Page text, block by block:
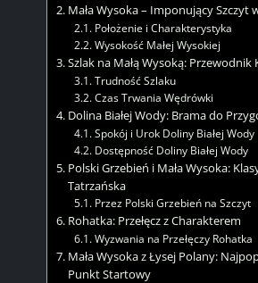
Mała Wysoka – Imponujący Szczyt
Położenie i Charakterystyka
Wysokość Małej Wysokiej
Szlak na Małą Wysoką:
Trudność Szlaku
Czas Trwania Wędrówki
Dolina Białej Wody: Brama do
Spokój i Urok Doliny Białej Wody
Dostępność Doliny Białej Wody
Polski Grzebień i Mała Wysoka:
Tatrzańska
Przez Polski Grzebień na Szczyt
Rohatka: Przełęcz z Charakterem
Wyzwania na Przełęczy Rohatka
Mała Wysoka z Łysej Polany:
Punkt Startowy